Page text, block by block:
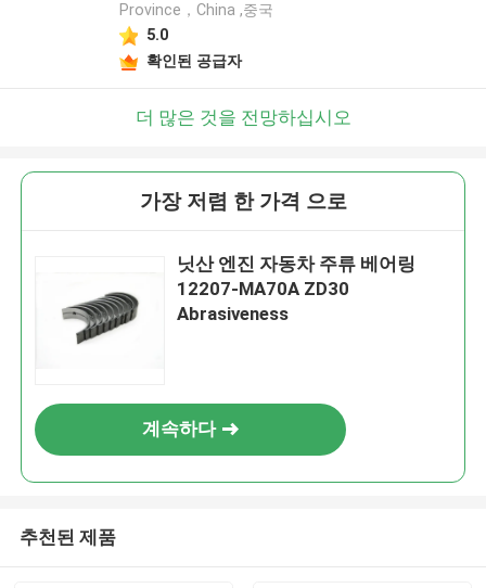
Province，China ,중국
5.0
확인된 공급자
더 많은 것을 전망하십시오
가장 저렴 한 가격 으로
닛산 엔진 자동차 주류 베어링
12207-MA70A ZD30
Abrasiveness
계속하다
추천된 제품